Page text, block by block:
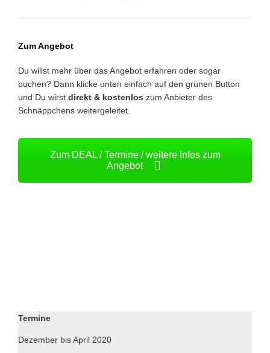
Zum Angebot
Du willst mehr über das Angebot erfahren oder sogar
buchen? Dann klicke unten einfach auf den grünen Button
und Du wirst direkt & kostenlos zum Anbieter des
Schnäppchens weitergeleitet.
Zum DEAL / Termine / weitere Infos zum
Angebot
Termine
Dezember bis April 2020